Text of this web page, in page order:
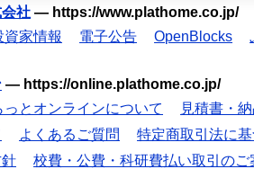
社 — https://www.plathome.co.jp/
資家情報 電子公告 OpenBlocks
— https://online.plathome.co.jp/
っとオンラインについて
見積書・
よくあるご質問
特定商取引法に
校費・公費・科研費払い取引のご